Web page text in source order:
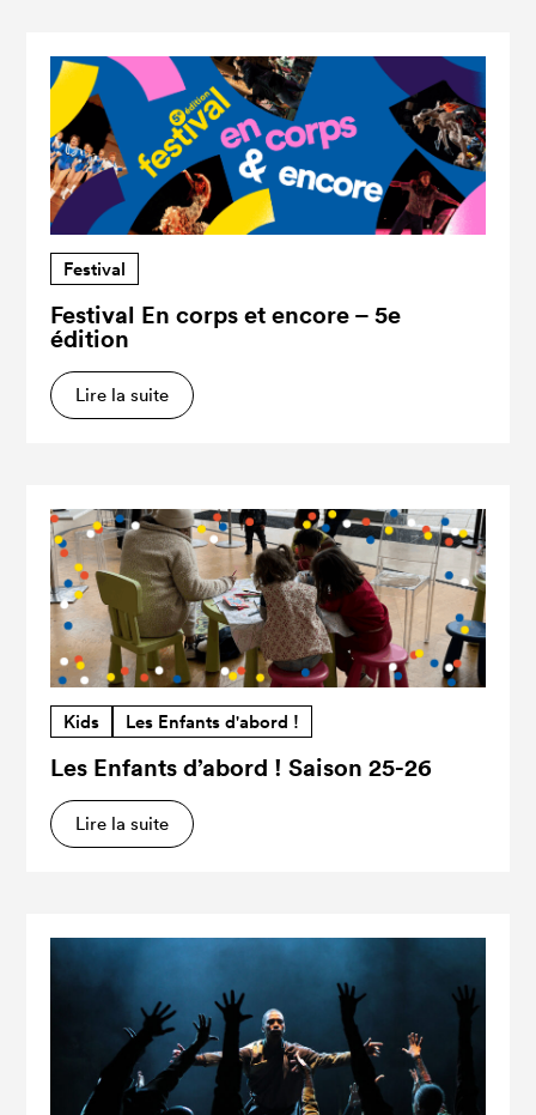
Festival
Festival En corps et encore – 5e
édition
Lire la suite
Kids Les Enfants d'abord !
Les Enfants d’abord ! Saison 25-26
Lire la suite